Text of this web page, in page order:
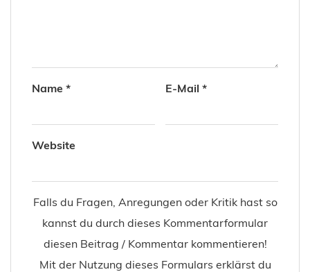
Name * E-Mail *
Website
Falls du Fragen, Anregungen oder Kritik hast so
kannst du durch dieses Kommentarformular
diesen Beitrag / Kommentar kommentieren!
Mit der Nutzung dieses Formulars erklärst du